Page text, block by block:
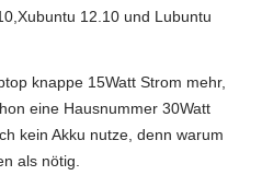
12.10 und Lubuntu
knappe 15Watt Strom mehr,
eine Hausnummer 30Watt
kein Akku nutze, denn warum
als nötig.